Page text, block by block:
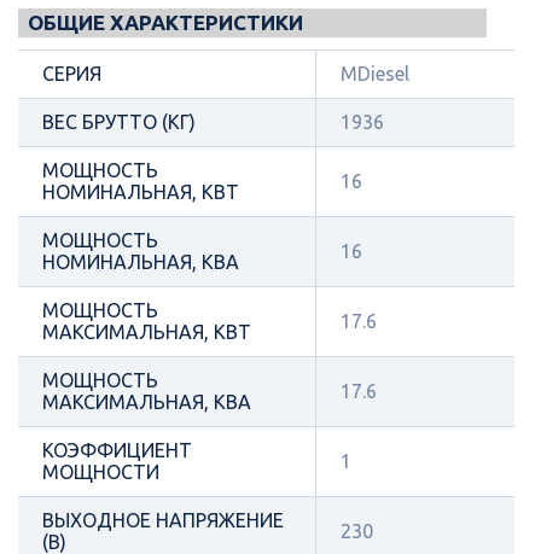
ОБЩИЕ ХАРАКТЕРИСТИКИ
СЕРИЯ MDiesel
ВЕС БРУТТО (КГ) 1936
МОЩНОСТЬ
НОМИНАЛЬНАЯ, КВТ
16
МОЩНОСТЬ
НОМИНАЛЬНАЯ, КВА
16
МОЩНОСТЬ
МАКСИМАЛЬНАЯ, КВТ
17.6
МОЩНОСТЬ
МАКСИМАЛЬНАЯ, КВА
17.6
КОЭФФИЦИЕНТ
МОЩНОСТИ
1
ВЫХОДНОЕ НАПРЯЖЕНИЕ
(В)
230